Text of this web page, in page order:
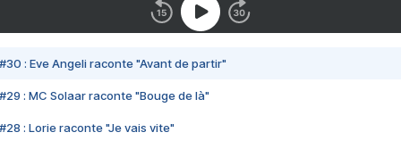
#30 : Eve Angeli raconte "Avant de partir"
#29 : MC Solaar raconte "Bouge de là"
#28 : Lorie raconte "Je vais vite"